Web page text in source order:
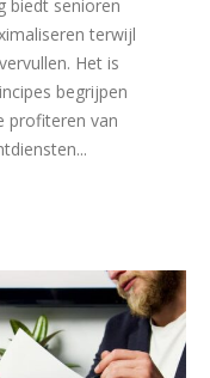
biedt senioren
terwijl
Het is
begrijpen
profiteren van